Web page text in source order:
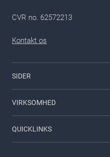
CVR no. 62572213
Kontakt os
SIDER
Nilfisk til hjemmet
Viper
VIRKSOMHED
Om Nilfisk
QUICKLINKS